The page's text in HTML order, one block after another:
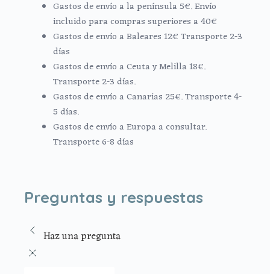
Gastos de envío a la península 5€. Envío
incluido para compras superiores a 40€
Gastos de envío a Baleares 12€ Transporte 2-3
días
Gastos de envío a Ceuta y Melilla 18€.
Transporte 2-3 días.
Gastos de envío a Canarias 25€. Transporte 4-
5 días.
Gastos de envío a Europa a consultar.
Transporte 6-8 días
Preguntas y respuestas
Haz una pregunta